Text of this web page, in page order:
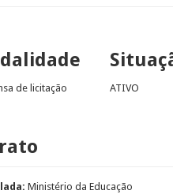
de licitação ATIVO
Ministério da Educação